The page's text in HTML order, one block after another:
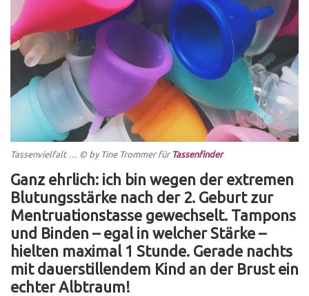
Tassenvielfalt … © by Tine Trommerfür Tassenfinder
Ganz ehrlich: ich bin wegen der extremen
Blutungsstärke nach der 2. Geburt zur
Mentruationstasse gewechselt. Tampons
und Binden – egal in welcher Stärke –
hielten maximal 1 Stunde. Gerade nachts
mit dauerstillendem Kind an der Brust ein
echter Albtraum!